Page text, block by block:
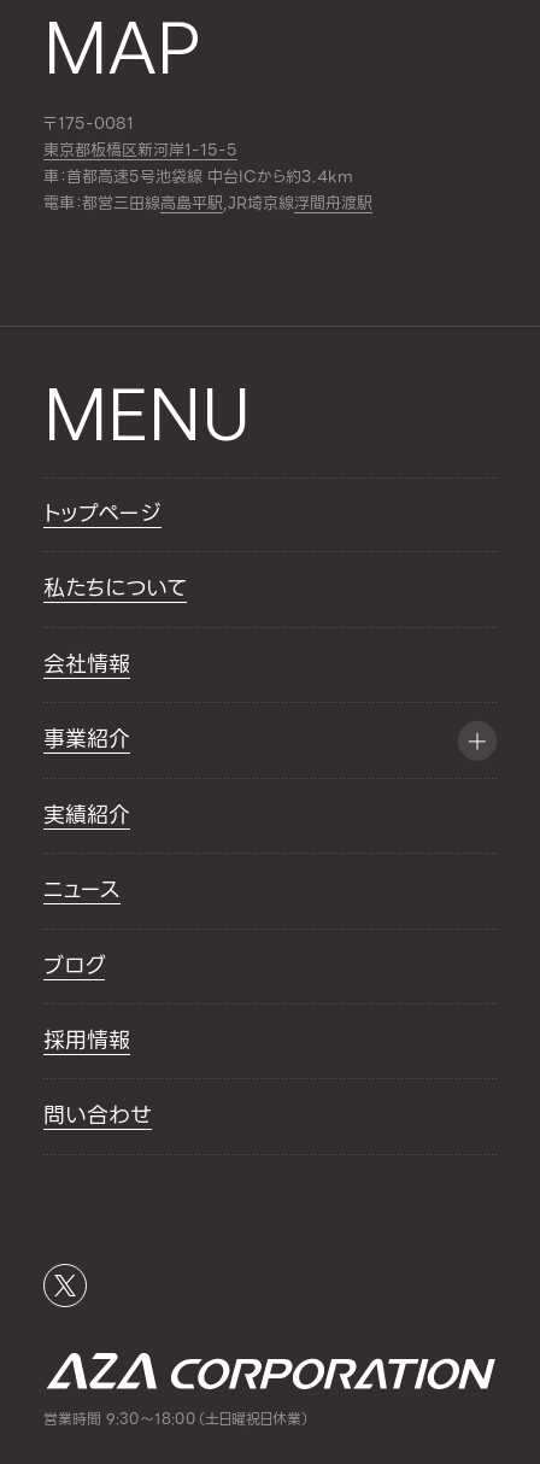
MAP
〒175-0081
東京都板橋区新河岸1-15-5
車：首都高速5号池袋線 中台ICから約3.4km
電車：都営三田線高島平駅,JR埼京線浮間舟渡駅
MENU
トップページ
私たちについて
会社情報
事業紹介
実績紹介
ニュース
ブログ
採用情報
問い合わせ
営業時間 9:30～18:00（土日曜祝日休業）